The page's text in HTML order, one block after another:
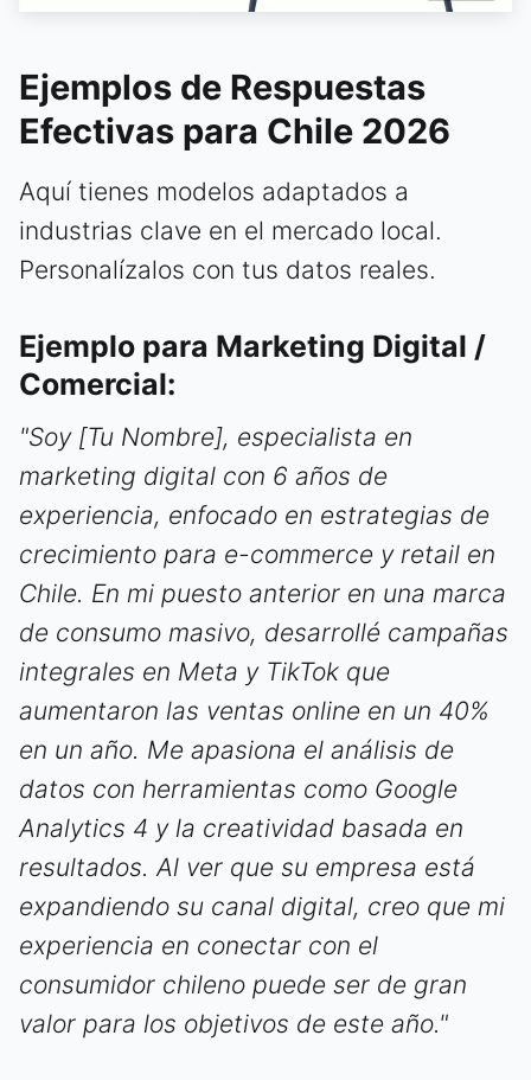
Ejemplos de Respuestas
Efectivas para Chile 2026
Aquí tienes modelos adaptados a
industrias clave en el mercado local.
Personalízalos con tus datos reales.
Ejemplo para Marketing Digital /
Comercial:
"Soy [Tu Nombre], especialista en
marketing digital con 6 años de
experiencia, enfocado en estrategias de
crecimiento para e-commerce y retail en
Chile. En mi puesto anterior en una marca
de consumo masivo, desarrollé campañas
integrales en Meta y TikTok que
aumentaron las ventas online en un 40%
en un año. Me apasiona el análisis de
datos con herramientas como Google
Analytics 4 y la creatividad basada en
resultados. Al ver que su empresa está
expandiendo su canal digital, creo que mi
experiencia en conectar con el
consumidor chileno puede ser de gran
valor para los objetivos de este año."